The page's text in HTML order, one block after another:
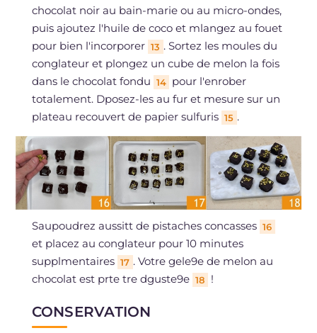
chocolat noir au bain-marie ou au micro-ondes,
puis ajoutez l'huile de coco et mlangez au fouet
pour bien l'incorporer 13 . Sortez les moules du
conglateur et plongez un cube de melon la fois
dans le chocolat fondu 14 pour l'enrober
totalement. Dposez-les au fur et mesure sur un
plateau recouvert de papier sulfuris 15 .
Saupoudrez aussitt de pistaches concasses 16
et placez au conglateur pour 10 minutes
supplmentaires 17 . Votre gele9e de melon au
chocolat est prte tre dguste9e 18 !
CONSERVATION